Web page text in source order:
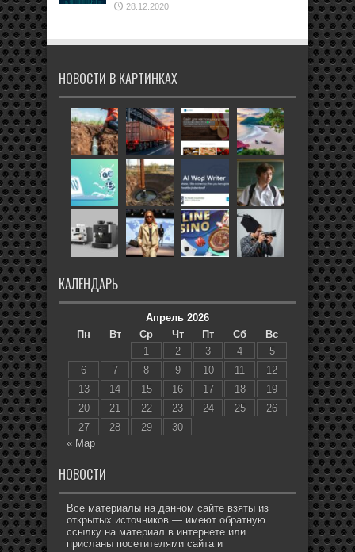
28.12.2020
НОВОСТИ В КАРТИНКАХ
КАЛЕНДАРЬ
Апрель 2026
Пн
Вт Ср Чт Пт Сб
Вс
1
2 3 4
5
6
7 8 9 10 11
12
13
14 15 16 17 18
19
20
21 22 23 24 25
26
27
28 29
30
« Мар
НОВОСТИ
Все материалы на данном сайте взяты из
открытых источников — имеют обратную
ссылку на материал в интернете или
присланы посетителями сайта и